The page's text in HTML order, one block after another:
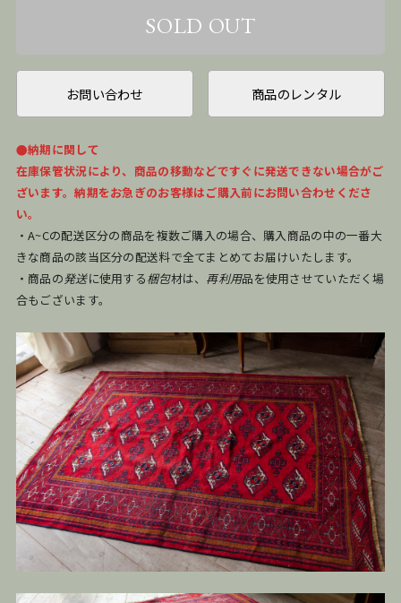
お問い合わせ 商品のレンタル
●納期に関して
在庫保管状況により、商品の移動などですぐに発送できない場合がご
ざいます。納期をお急ぎのお客様はご購入前にお問い合わせくださ
い。
・A~Cの配送区分の商品を複数ご購入の場合、購入商品の中の一番大
きな商品の該当区分の配送料で全てまとめてお届けいたします。
・商品の発送に使用する梱包材は、 再利用品を使用させていただく場
合もございます。